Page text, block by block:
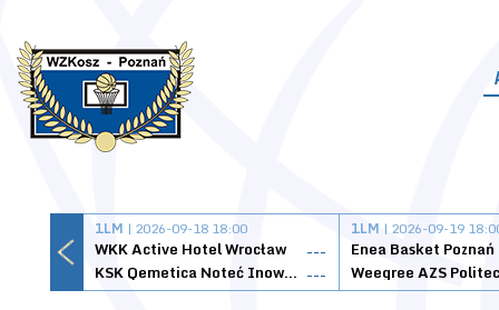
1LM | 2026-09-18 18:00
WKK Active Hotel Wrocław
---
KSK Qemetica Noteć Inowrocław ---
1LM | 2026-09-19
Enea Basket Poznań